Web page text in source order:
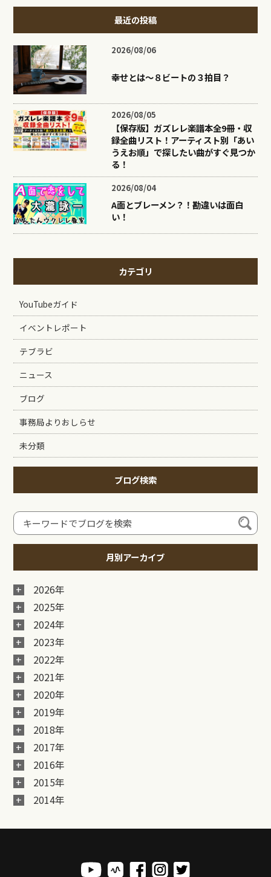
最近の投稿
2026/08/06
幸せとは〜８ビートの３拍目？
2026/08/05
【保存版】ガズレレ楽譜本全9冊・収
録全曲リスト！アーティスト別「あい
うえお順」で探したい曲がすぐ見つか
る！
2026/08/04
A面とブレーメン？！勘違いは面白
い！
カテゴリ
YouTubeガイド
イベントレポート
テブラビ
ニュース
ブログ
事務局よりおしらせ
未分類
ブログ検索
月別アーカイブ
2026年
2025年
2024年
2023年
2022年
2021年
2020年
2019年
2018年
2017年
2016年
2015年
2014年